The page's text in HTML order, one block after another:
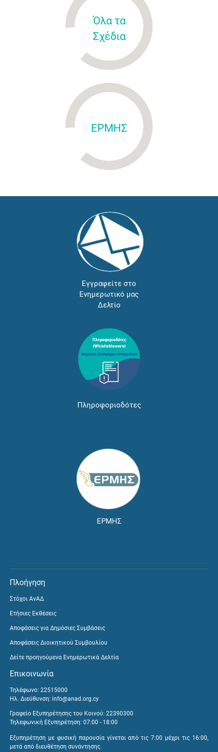
Όλα τα
Σχέδια
ΕΡΜΗΣ
Εγγραφείτε στο
Ενημερωτικό μας
Δελτίο
Πληροφοριοδότες
ΕΡΜΗΣ
Πλοήγηση
Στόχοι ΑνΑΔ
Ετήσιες Εκθέσεις
Αποφάσεις για Δημόσιες Συμβάσεις
Αποφάσεις Διοικητικού Συμβουλίου
Δείτε προηγούμενα Ενημερωτικά Δελτία
Επικοινωνία
Τηλέφωνο: 22515000
Ηλ. Διεύθυνση: info@anad.org.cy
Γραφείο Εξυπηρέτησης του Κοινού: 22390300
Τηλεφωνική Εξυπηρέτηση: 07:00 - 18:00
Εξυπηρέτηση με φυσική παρουσία γίνεται από τις 7:00 μέχρι τις 16:00,
μετά από διευθέτηση συνάντησης.